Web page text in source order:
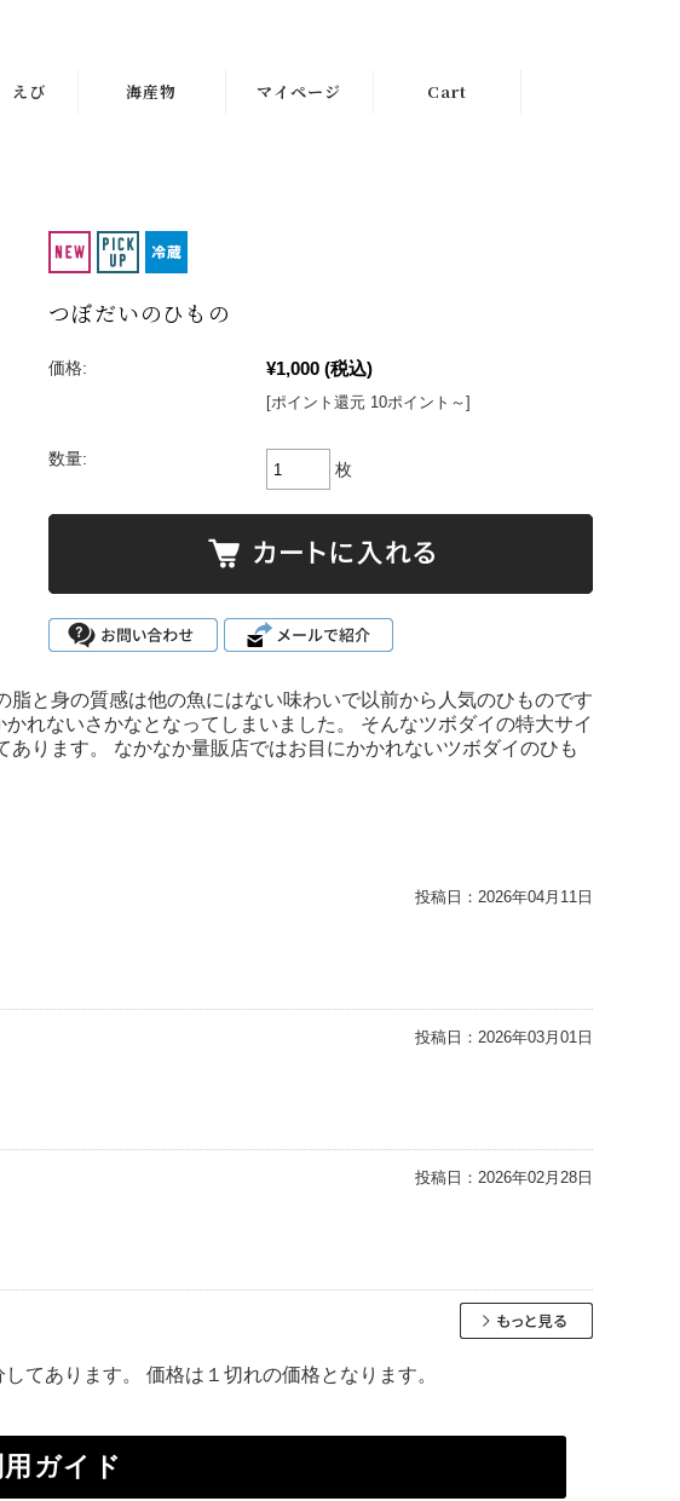
えび 海産物 マイページ Cart
つぼだいのひもの
価格: ¥1,000 (税込)
[ポイント還元 10ポイント～]
数量:
枚
と身の質感は他の魚にはない味わいで以前から人気のひものです
れないさかなとなってしまいました。 そんなツボダイの特大サイ
ります。 なかなか量販店ではお目にかかれないツボダイのひも
投稿日： 2026年04月11日
投稿日： 2026年03月01日
投稿日： 2026年02月28日
てあります。 価格は１切れの価格となります。
ガイド